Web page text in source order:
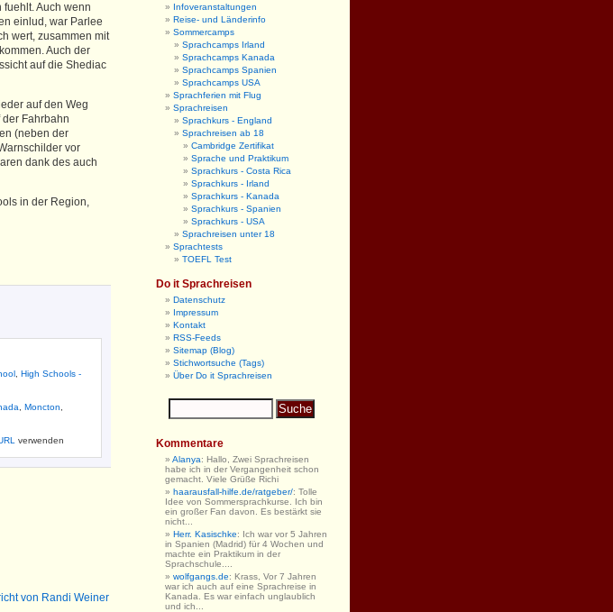
Auch wenn
einlud, war Parlee
wert, zusammen mit
Auch der
auf die Shediac
auf den Weg
Fahrbahn
(neben der
vor
dank des auch
in der Region,
High Schools -
Moncton
verwenden
von Randi Weiner
Infoveranstaltungen
Reise- und Länderinfo
Sommercamps
Sprachcamps Irland
Sprachcamps Kanada
Sprachcamps Spanien
Sprachcamps USA
Sprachferien mit Flug
Sprachreisen
Sprachkurs - England
Sprachreisen ab 18
Cambridge Zertifikat
Sprache und Praktikum
Sprachkurs - Costa Rica
Sprachkurs - Irland
Sprachkurs - Kanada
Sprachkurs - Spanien
Sprachkurs - USA
Sprachreisen unter 18
Sprachtests
TOEFL Test
Do it Sprachreisen
Datenschutz
Impressum
Kontakt
RSS-Feeds
Sitemap (Blog)
Stichwortsuche (Tags)
Über Do it Sprachreisen
Kommentare
Alanya: Hallo, Zwei Sprachreisen
habe ich in der Vergangenheit schon
gemacht. Viele Grüße Richi
haarausfall-hilfe.de/ratgeber/: Tolle
Idee von Sommersprachkurse. Ich bin
ein großer Fan davon. Es bestärkt sie
nicht...
Herr. Kasischke: Ich war vor 5 Jahren
in Spanien (Madrid) für 4 Wochen und
machte ein Praktikum in der
Sprachschule....
wolfgangs.de: Krass, Vor 7 Jahren
war ich auch auf eine Sprachreise in
Kanada. Es war einfach unglaublich
und ich...